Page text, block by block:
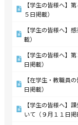
【学生の皆様へ】
５日掲載）
【学生の皆様へ】
載）
【学生の皆様へ】
日掲載）
【在学生・教職員
日掲載）
【学生の皆様へ】
いて（９月１１日掲